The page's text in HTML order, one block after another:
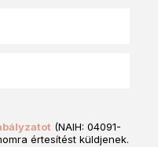
(NAIH: 04091-
értesítést küldjenek.